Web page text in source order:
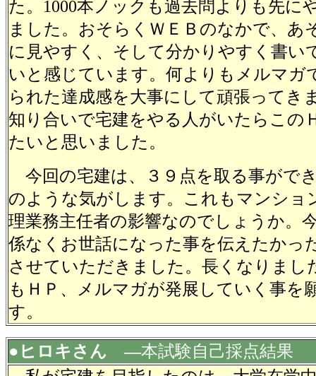
た。1000本ノックも過去問よりも先に
ました。おそらくＷＥＢのなかで、あ
に見やすく、そして分かりやすく書い
いと感じています。何よりもメルマガ
られた達成感を大事にして頑張ってき
知り合いで宅建をやる人がいたらこの
たいと思いました。
今回の宅建は、３９点を取る事がで
のような気がします。これもマンショ
理業務主任者の影響なのでしょうか。
係なくお世話になった事を伝えたかっ
させていただきました。長くなりまし
もＨＰ、メルマガが発展していく事を
す。
●ヒロキさん ―本試験自己採点結